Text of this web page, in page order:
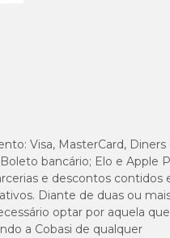
Visa, MasterCard, Diners
bancário; Elo e Apple
e descontos contidos
Diante de duas ou
optar por aquela
a Cobasi de qualquer